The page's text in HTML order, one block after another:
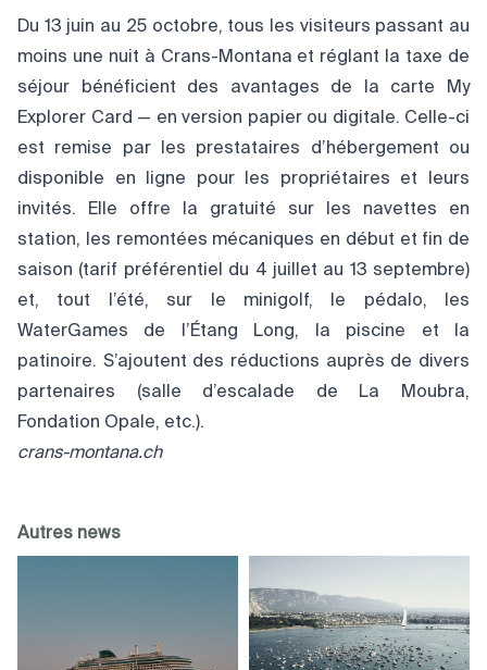
Du 13 juin au 25 octobre, tous les visiteurs passant au
moins une nuit à Crans-Montana et réglant la taxe de
séjour bénéficient des avantages de la carte My
Explorer Card — en version papier ou digitale. Celle-ci
est remise par les prestataires d’hébergement ou
disponible en ligne pour les propriétaires et leurs
invités. Elle offre la gratuité sur les navettes en
station, les remontées mécaniques en début et fin de
saison (tarif préférentiel du 4 juillet au 13 septembre)
et, tout l’été, sur le minigolf, le pédalo, les
WaterGames de l’Étang Long, la piscine et la
patinoire. S’ajoutent des réductions auprès de divers
partenaires (salle d’escalade de La Moubra,
Fondation Opale, etc.).
crans-montana.ch
Autres news